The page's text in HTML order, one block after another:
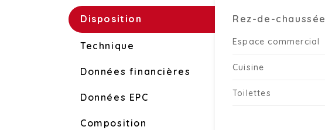
Disposition
Technique
Données financières
Données EPC
Composition
Rez-de-chaussée
Espace commercial
Cuisine
Toilettes